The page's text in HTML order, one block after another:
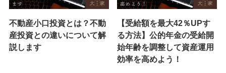
不動産小口投資とは？不動
産投資との違いについて解
説します
【受給額を最大42％UPす
る方法】公的年金の受給開
始年齢を調整して資産運用
効率を高めよう！